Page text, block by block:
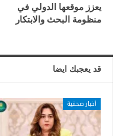
يعزز موقعها الدولي في
منظومة البحث والابتكار
قد يعجبك ايضا
أخبار صحفية